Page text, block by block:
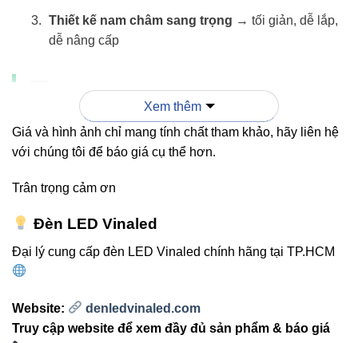
Thiết kế nam châm sang trọng → tối giản, dễ lắp,
dễ nâng cấp
Bảng so sánh: Đèn rọi ray
nam châm 12W vs đèn rọi ray
truyền thống
V1MSA-12
Thẩm mỹ
✔ Sang trọng
✖ Lộ khớp nối,
✔ Gài nam
châm nhanh
công
Xem thêm
Giá và hình ảnh chỉ mang tính chất tham khảo, hãy liên hệ
với chúng tôi để báo giá cụ thể hơn.
Trân trọng cảm ơn
Đèn LED Vinaled
Đại lý cung cấp đèn LED Vinaled chính hãng tại TP.HCM
Website:
denledvinaled.com
Truy cập website để xem đầy đủ sản phẩm & báo giá